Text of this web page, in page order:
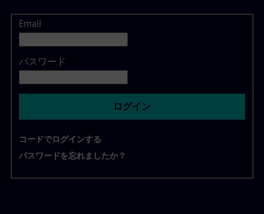
ログイン
Email
パスワード
ログイン
コードでログインする
パスワードを忘れましたか？